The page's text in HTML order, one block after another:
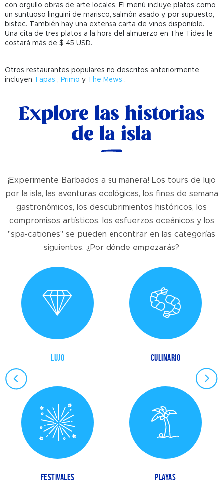
con orgullo obras de arte locales. El menú incluye platos como
un suntuoso linguini de marisco, salmón asado y, por supuesto,
bistec. También hay una extensa carta de vinos disponible.
Una cita de tres platos a la hora del almuerzo en The Tides le
costará más de $ 45 USD.
Otros restaurantes populares no descritos anteriormente
incluyen
Tapas , Primo y The Mews .
Explore las historias
de la isla
¡Experimente Barbados a su manera! Los tours de lujo
por la isla, las aventuras ecológicas, los fines de semana
gastronómicos, los descubrimientos históricos, los
compromisos artísticos, los esfuerzos oceánicos y los
"spa-cationes" se pueden encontrar en las categorías
siguientes. ¿Por dónde empezarás?
LUJO
FESTIVALES
CULINARIO
PLAYAS